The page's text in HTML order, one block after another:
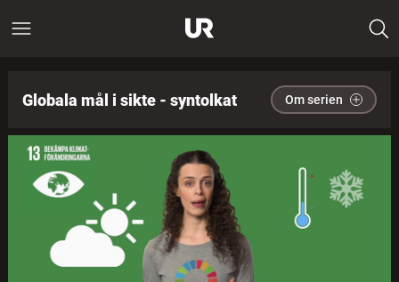
Globala mål i sikte - syntolkat Om serien